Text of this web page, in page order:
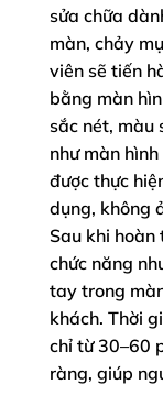
sửa chữa
màn, chảy
viên sẽ tiến
bằng màn
sắc nét, màu
như màn
được thực
dụng, không
Sau khi
chức năng
tay trong
khách. Thời
chỉ từ 30–60
ràng, giúp